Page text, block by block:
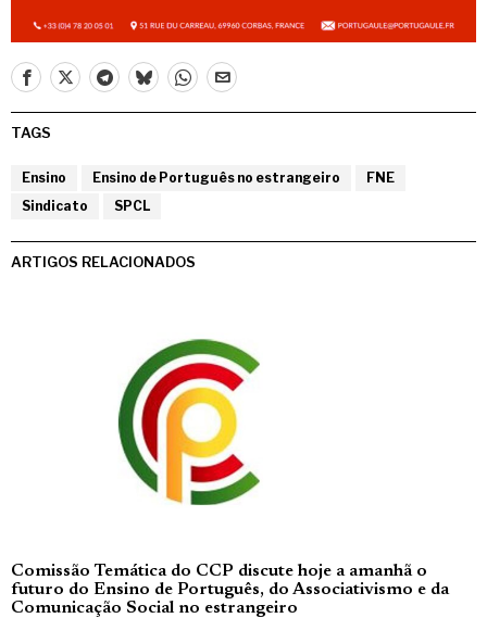
TAGS
Ensino Ensino de Português no estrangeiro
FNE
Sindicato
SPCL
ARTIGOS RELACIONADOS
Comissão Temática do CCP discute hoje a amanhã o
futuro do Ensino de Português, do Associativismo e da
Comunicação Social no estrangeiro